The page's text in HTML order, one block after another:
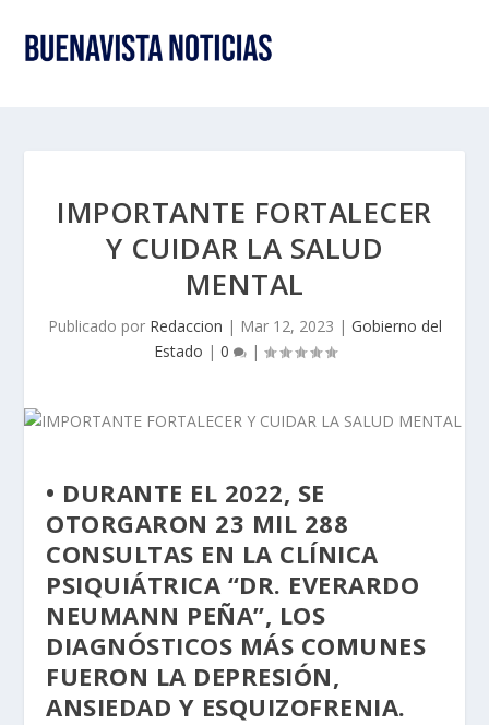
IMPORTANTE FORTALECER
Y CUIDAR LA SALUD
MENTAL
Publicado por Redaccion | Mar 12, 2023 | Gobierno del
Estado | 0 |
• DURANTE EL 2022, SE
OTORGARON 23 MIL 288
CONSULTAS EN LA CLÍNICA
PSIQUIÁTRICA “DR. EVERARDO
NEUMANN PEÑA”, LOS
DIAGNÓSTICOS MÁS COMUNES
FUERON LA DEPRESIÓN,
ANSIEDAD Y ESQUIZOFRENIA.